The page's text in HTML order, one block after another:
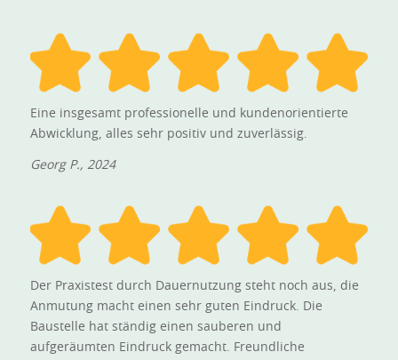
Eine insgesamt professionelle und kundenorientierte
Abwicklung, alles sehr positiv und zuverlässig.
Georg P., 2024
Der Praxistest durch Dauernutzung steht noch aus, die
Anmutung macht einen sehr guten Eindruck. Die
Baustelle hat ständig einen sauberen und
aufgeräumten Eindruck gemacht. Freundliche